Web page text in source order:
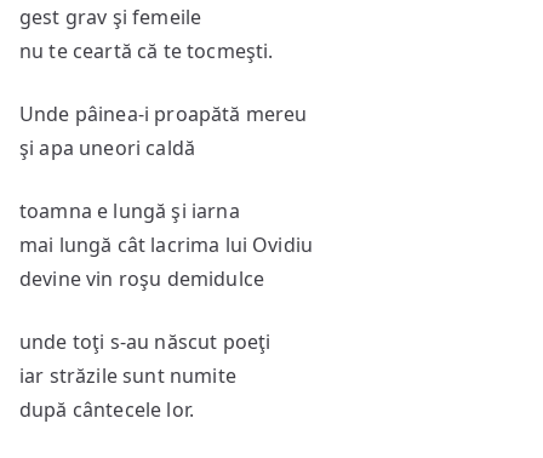
gest grav şi femeile
nu te ceartă că te tocmeşti.
Unde pâinea-i proapătă mereu
şi apa uneori caldă
toamna e lungă şi iarna
mai lungă cât lacrima lui Ovidiu
devine vin roşu demidulce
unde toţi s-au născut poeţi
iar străzile sunt numite
după cântecele lor.